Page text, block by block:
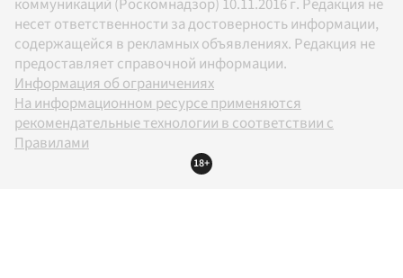
коммуникаций (Роскомнадзор) 10.11.2016 г. Редакция не
несет ответственности за достоверность информации,
содержащейся в рекламных объявлениях. Редакция не
предоставляет справочной информации.
Информация об ограничениях
На информационном ресурсе применяются
рекомендательные технологии в соответствии с
Правилами
18+